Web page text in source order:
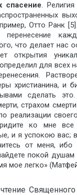
спасение.
Отто Ранк
перенесение
что делает нас
открытия
для всех
христианина, и
сделать
страхом
реализации
ко мне
и я успокою вас;
от меня,
покой
мое легко»